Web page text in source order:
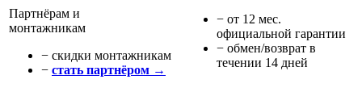
Партнёрам и
монтажникам
− cкидки монтажникам
− стать партнёром →
− от 12 мес.
официальной гарантии
− обмен/возврат в
течении 14 дней